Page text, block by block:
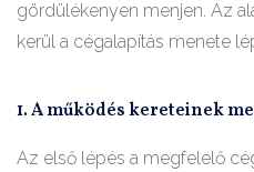
gördülékenyen menjen. Az
kerül a cégalapítás menete
1. A működés kereteinek
Az első lépés a megfelelő